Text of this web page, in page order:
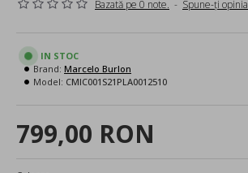
Bazată pe 0 note. - Spune-ţi opinia
799,00 RON
IN STOC
Brand: Marcelo Burlon
Model: CMIC001S21PLA0012510